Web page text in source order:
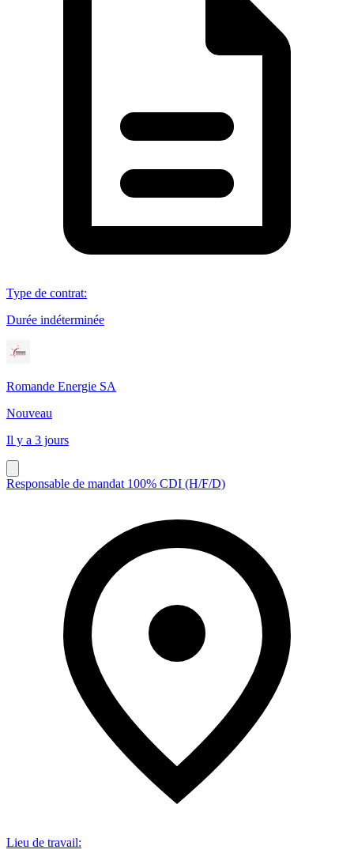
Type de contrat:
Durée indéterminée
Romande Energie SA
Nouveau
Il y a 3 jours
Responsable de mandat 100% CDI (H/F/D)
Lieu de travail: